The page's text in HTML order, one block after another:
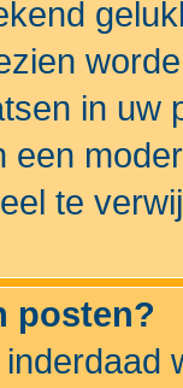
in uw
een
te
posten?